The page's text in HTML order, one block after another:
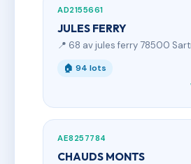
AD2155661
JULES FERRY
📍 68 av jules ferry 78500
🏠 94 lots
AE8257784
CHAUDS MONTS